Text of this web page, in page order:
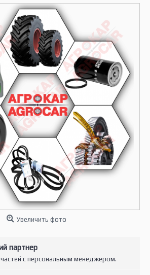
Увеличить фото
партнер
с персональным менеджером.